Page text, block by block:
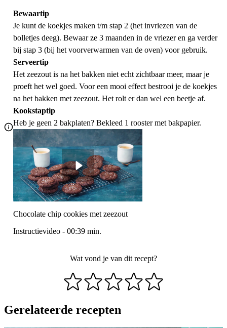
Bewaartip
Je kunt de koekjes maken t/m stap 2 (het invriezen van de
bolletjes deeg). Bewaar ze 3 maanden in de vriezer en ga verder
bij stap 3 (bij het voorverwarmen van de oven) voor gebruik.
Serveertip
Het zeezout is na het bakken niet echt zichtbaar meer, maar je
proeft het wel goed. Voor een mooi effect bestrooi je de koekjes
na het bakken met zeezout. Het rolt er dan wel een beetje af.
Kookstaptip
Heb je geen 2 bakplaten? Bekleed 1 rooster met bakpapier.
Chocolate chip cookies met zeezout
Instructievideo - 00:39 min.
Wat vond je van dit recept?
Gerelateerde recepten